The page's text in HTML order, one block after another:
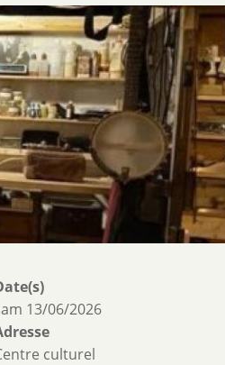
13/06/2026
culturel